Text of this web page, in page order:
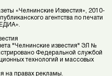
«Челнинские Известия», 2010-
агентства по печати
"Челнинские известия" ЭЛ №
Федеральной службой
технологий и массовых
на правах рекламы.